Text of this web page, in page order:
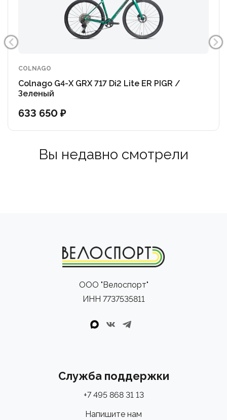
Важно отметить, что все модели Arcadex, в том
числе с ригидной вилкой, совместимы с
амортизационными вилками, такими как RockShox
Rudy XPLR 30 мм.
COLNAGO
Colnago G4-X GRX 717 Di2 Lite ER PIGR /
Зеленый
633 650 ₽
Вы недавно смотрели
ООО "Велоспорт"
ИНН 7737535811
Служба поддержки
+7 495 868 31 13
Напишите нам